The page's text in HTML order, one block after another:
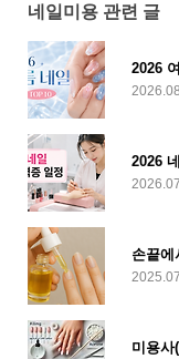
네일미용 관련 글
손끝에
미용